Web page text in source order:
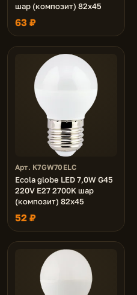
шар (композит) 82x45
63 ₽
Арт. K7GW70ELC
Ecola globe LED 7,0W G45
220V E27 2700K шар
(композит) 82x45
52 ₽